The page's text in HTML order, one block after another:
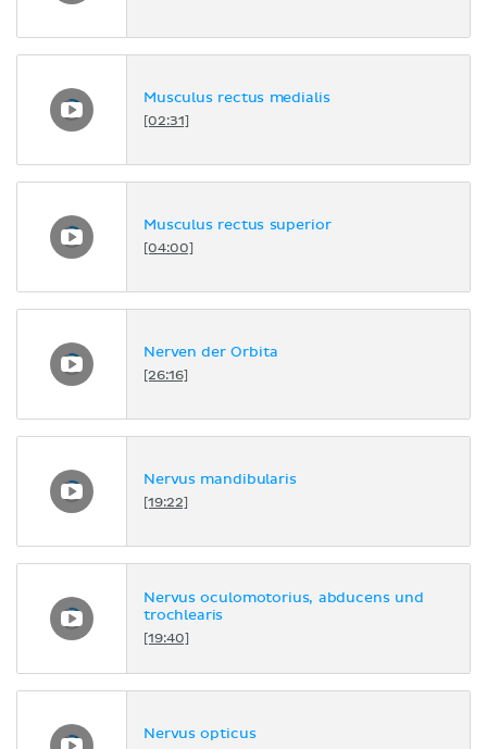
Musculus rectus medialis
[02:31]
Musculus rectus superior
[04:00]
Nerven der Orbita
[26:16]
Nervus mandibularis
[19:22]
Nervus oculomotorius, abducens und
trochlearis
[19:40]
Nervus opticus